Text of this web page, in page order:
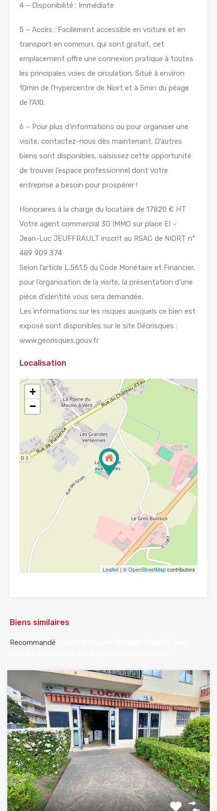
4 – Disponibilité : Immédiate
5 – Accès : Facilement accessible en voiture et en
transport en commun, qui sont gratuit, cet
emplacement offre une connexion pratique à toutes
les principales voies de circulation. Situé à environ
10min de l’hypercentre de Niort et à 5min du péage
de l’A10.
6 – Pour plus d’informations ou pour organiser une
visite, contactez-nous dès maintenant. D’autres
biens sont disponibles, saisissez cette opportunité
de trouver l’espace professionnel dont votre
entreprise a besoin pour prospérer !
Honoraires à la charge du locataire de 17820 € HT
Votre agent commercial 3G IMMO sur place EI –
Jean-Luc JEUFFRAULT inscrit au RSAC de NIORT n°
489 909 374
Selon l’article L.561.5 du Code Monétaire et Financier,
pour l’organisation de la visite, la présentation d’une
pièce d’identité vous sera demandée.
Les informations sur les risques auxquels ce bien est
exposé sont disponibles sur le site Géorisques :
www.georisques.gouv.fr
Localisation
+
−
Leaflet| ©OpenStreetMapcontributors
Biens similaires
Recommandé